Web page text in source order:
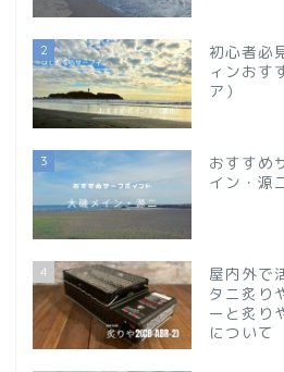
2
初心者必
ィンおす
ア）
3
おすすめ
イン・源
4
屋内外で
タニ炙り
ーと炙り
について